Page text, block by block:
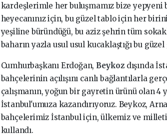
kardeşlerimle her buluşmamız bize
heyecanınız için, bu güzel tablo için her
yeşiline büründüğü, bu aziz şehrin tüm
baharın yazla usul usul kucaklaştığı bu
Cumhurbaşkanı Erdoğan, Beykoz dışında
bahçelerinin açılışını canlı bağlantılarla
çalışmanın, yoğun bir gayretin ürünü olan
İstanbul'umuza kazandırıyoruz. Beykoz,
bahçelerimiz İstanbul için, ülkemiz ve
kullandı.